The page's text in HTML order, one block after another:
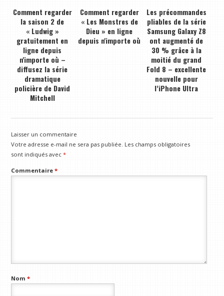
Comment regarder
la saison 2 de
« Ludwig »
gratuitement en
ligne depuis
n'importe où –
diffusez la série
dramatique
policière de David
Mitchell
Comment regarder
« Les Monstres de
Dieu » en ligne
depuis n'importe où
Les précommandes
pliables de la série
Samsung Galaxy Z8
ont augmenté de
30 % grâce à la
moitié du grand
Fold 8 – excellente
nouvelle pour
l’iPhone Ultra
Laisser un commentaire
Votre adresse e-mail ne sera pas publiée. Les champs obligatoires
sont indiqués avec*
Commentaire*
Nom*